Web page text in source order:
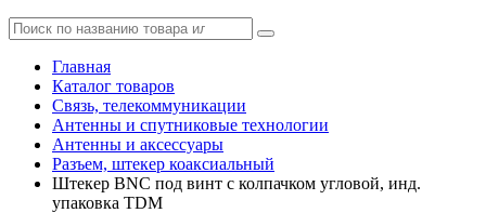
Главная
Каталог товаров
Связь, телекоммуникации
Антенны и спутниковые технологии
Антенны и аксессуары
Разъем, штекер коаксиальный
Штекер BNC под винт с колпачком угловой, инд.
упаковка TDM